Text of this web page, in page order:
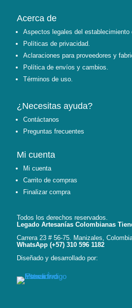
Acerca de
Aspectos legales del establecimiento
Políticas de privacidad.
Aclaraciones para proveedores y
Política de envíos y cambios.
Términos de uso.
¿Necesitas ayuda?
Contáctanos
Preguntas frecuentes
Mi cuenta
Mi cuenta
Carrito de compras
Finalizar compra
Todos los derechos reservados.
Legado Artesanías Colombianas
Carrera 23 # 56-75. Manizales,
WhatsApp (+57) 310 596 1182
Diseñado y desarrollado por: